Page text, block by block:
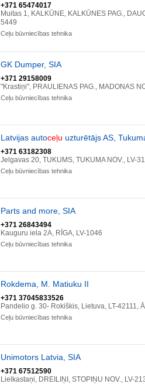
+371 65474017
Muitas 1, KALKŪNE, KALKŪNES PAG.,
5449
Ceļu būvniecības tehnika
GK Dumper, SIA
+371 29158009
"Krastiņi", PRAULIENAS PAG., MADONAS
Ceļu būvniecības tehnika
Latvijas autoceļu uzturētājs AS,
+371 63182308
Jelgavas 20, TUKUMS, TUKUMA NOV., LV-
Ceļu būvniecības tehnika
Parts and more, SIA
+371 26843494
Kauguru iela 2A, RĪGA, LV-1046
Ceļu būvniecības tehnika
Rokdema, M. Matiuku II
+371 37045833526
Pandelio g. 30- Rokiškis, Lietuva, LT-42111,
Ceļu būvniecības tehnika
Unimotors Latvia, SIA
+371 67512590
Lielkastaņi, DREILIŅI, STOPIŅU NOV., LV-